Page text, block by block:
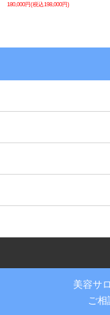
180,000円(税込198,000円)
美容サ
ご